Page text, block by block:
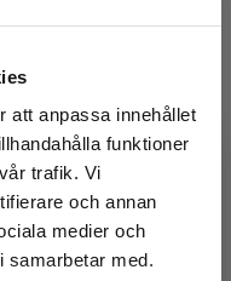
att anpassa innehållet
funktioner
trafik. Vi
och annan
medier och
samarbetar med.